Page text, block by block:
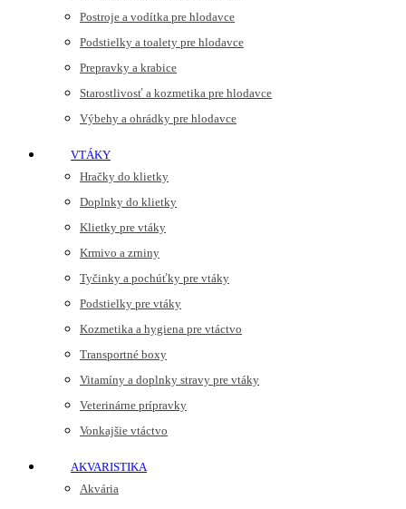
Postroje a vodítka pre hlodavce
Podstielky a toalety pre hlodavce
Prepravky a krabice
Starostlivosť a kozmetika pre hlodavce
Výbehy a ohrádky pre hlodavce
VTÁKY
Hračky do klietky
Doplnky do klietky
Klietky pre vtáky
Krmivo a zrniny
Tyčinky a pochúťky pre vtáky
Podstielky pre vtáky
Kozmetika a hygiena pre vtáctvo
Transportné boxy
Vitamíny a doplnky stravy pre vtáky
Veterinárne prípravky
Vonkajšie vtáctvo
AKVARISTIKA
Akvária